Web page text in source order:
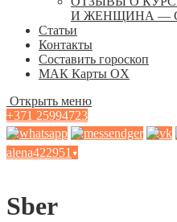
И ЖЕНЩИНА —
Статьи
Контакты
Составить гороскоп
МАК Карты OХ
Открыть меню
+371 25994723
alena422951 ▾
Sber